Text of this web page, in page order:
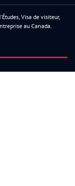
Visa de visiteur,
au Canada.